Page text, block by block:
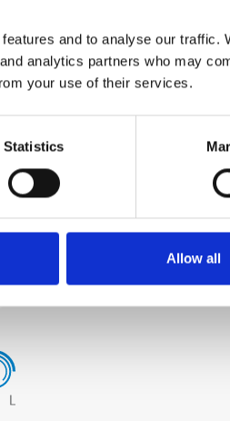
and to analyse our traffic.
analytics partners who may
your use of their services.
Statistics
Allow all
de
un